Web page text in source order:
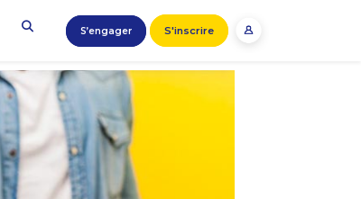
S’engager S'inscrire